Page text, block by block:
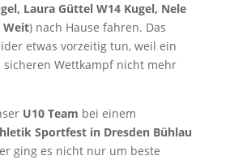
Laura Güttel W14 Kugel, Nele
Weit) nach Hause fahren. Das
etwas vorzeitig tun, weil ein
sicheren Wettkampf nicht mehr
U10 Team bei einem
Sportfest in Dresden Bühlau
ging es nicht nur um beste